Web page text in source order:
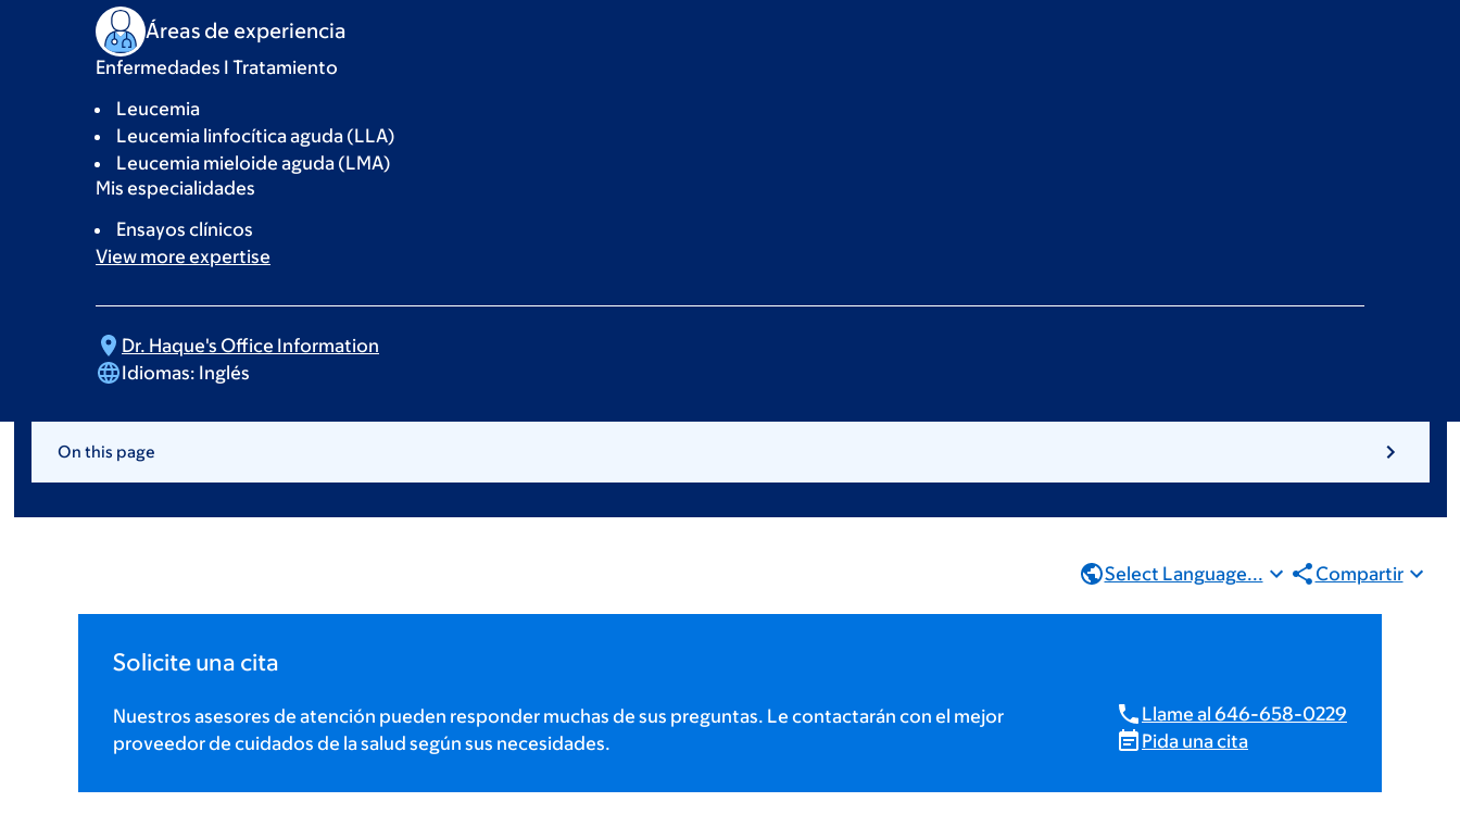
Áreas de experiencia
Enfermedades I Tratamiento
Leucemia
Leucemia linfocítica aguda (LLA)
Leucemia mieloide aguda (LMA)
Mis especialidades
Ensayos clínicos
View more expertise
Dr. Haque's Office Information
Idiomas: Inglés
On this page
Select Language... Compartir
Solicite una cita
Nuestros asesores de atención pueden responder muchas de sus preguntas. Le contactarán con el mejor
proveedor de cuidados de la salud según sus necesidades.
Llame al 646-658-0229
Pida una cita